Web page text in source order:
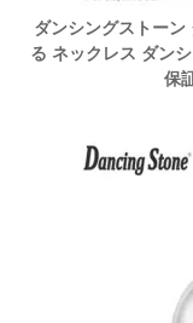
ダンシングストーン
る ネックレス ダン
保